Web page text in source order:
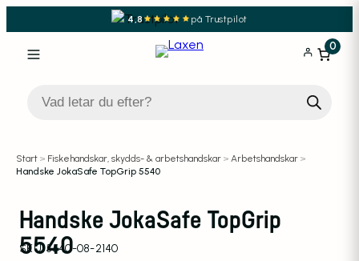
4,8 på Trustpilot
0
Start > Fiskehandskar, skydds- & arbetshandskar > Arbetshandskar >
Handske JokaSafe TopGrip 5540
Handske JokaSafe TopGrip
5540
SKU:5540-08-2140